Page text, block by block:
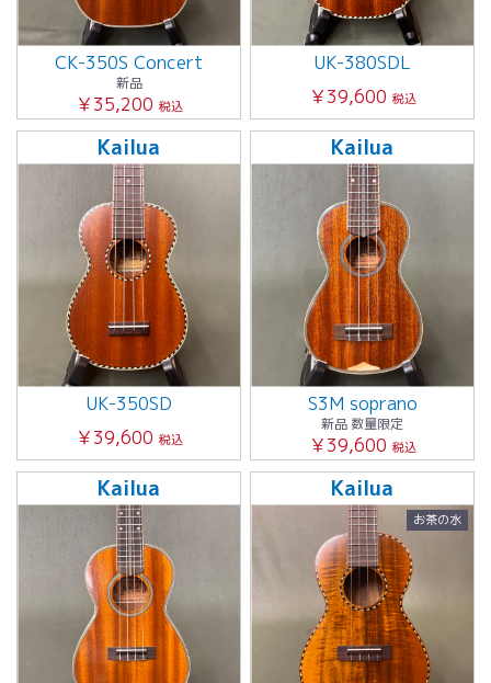
CK-350S Concert
新品
￥35,200 税込
UK-380SDL
￥39,600 税込
Kailua
UK-350SD
￥39,600 税込
Kailua
S3M soprano
新品 数量限定
￥39,600 税込
Kailua Kailua
お茶の水